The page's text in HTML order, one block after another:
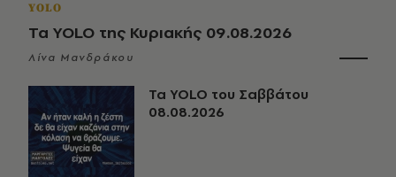
YOLO
Τα YOLO της Κυριακής 09.08.2026
Λίνα Μανδράκου
Τα YOLO του Σαββάτου
08.08.2026